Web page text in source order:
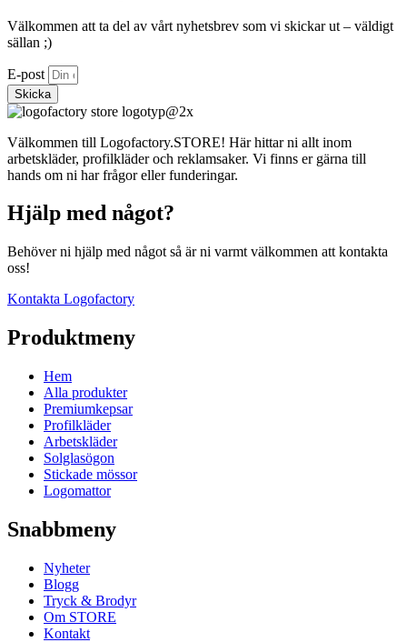
Välkommen att ta del av vårt nyhetsbrev som vi skickar ut – väldigt
sällan ;)
E-post
Skicka
Välkommen till Logofactory.STORE! Här hittar ni allt inom
arbetskläder, profilkläder och reklamsaker. Vi finns er gärna till
hands om ni har frågor eller funderingar.
Hjälp med något?
Behöver ni hjälp med något så är ni varmt välkommen att kontakta
oss!
Kontakta Logofactory
Produktmeny
Hem
Alla produkter
Premiumkepsar
Profilkläder
Arbetskläder
Solglasögon
Stickade mössor
Logomattor
Snabbmeny
Nyheter
Blogg
Tryck & Brodyr
Om STORE
Kontakt